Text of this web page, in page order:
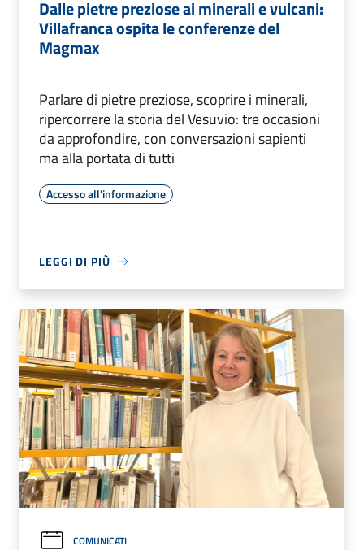
Dalle pietre preziose ai minerali e vulcani:
Villafranca ospita le conferenze del
Magmax
Parlare di pietre preziose, scoprire i minerali,
ripercorrere la storia del Vesuvio: tre occasioni
da approfondire, con conversazioni sapienti
ma alla portata di tutti
Accesso all'informazione
LEGGI DI PIÙ
COMUNICATI